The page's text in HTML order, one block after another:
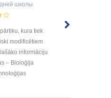
школы
kura tiek
modificētiem
informāciju
– Bioloģija